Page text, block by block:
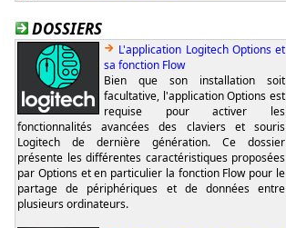
DOSSIERS
L'application Logitech Options et
sa fonction Flow
Bien que son installation soit
facultative, l'application Options est
requise pour activer les
fonctionnalités avancées des claviers et souris
Logitech de dernière génération. Ce dossier
présente les différentes caractéristiques proposées
par Options et en particulier la fonction Flow pour le
partage de périphériques et de données entre
plusieurs ordinateurs.